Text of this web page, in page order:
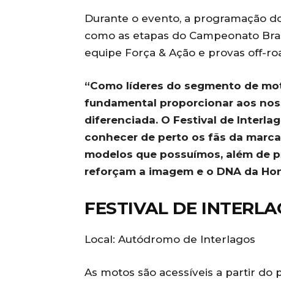
Durante o evento, a programação
como as etapas do Campeonato
equipe Força & Ação e provas off-
“Como líderes do segmento de
fundamental proporcionar aos
diferenciada. O Festival de
conhecer de perto os fãs da
modelos que possuímos, além de
reforçam a imagem e o DNA da
FESTIVAL DE
Local: Autódromo de Interlagos
As motos são acessíveis a partir